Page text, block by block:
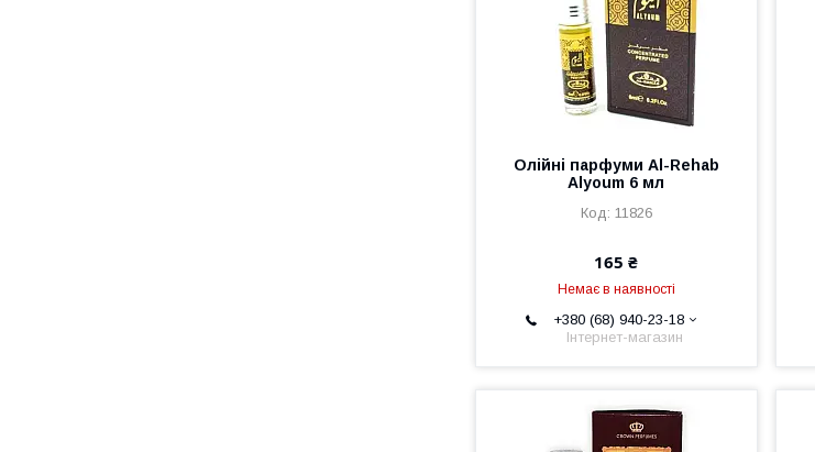
Олійні парфуми Al-Rehab
Alyoum 6 мл
11826
165 ₴
Немає в наявності
+380 (68) 940-23-18
Інтернет-магазин